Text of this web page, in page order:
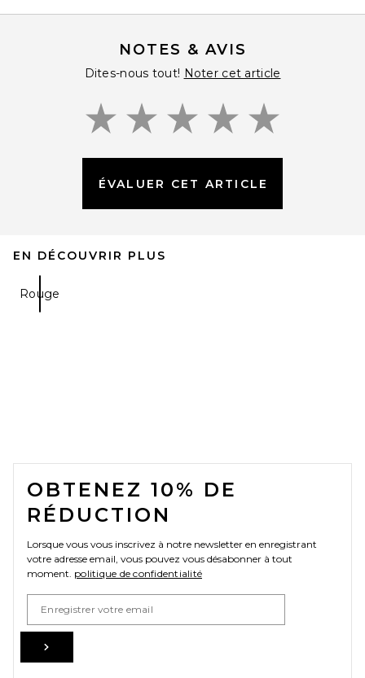
NOTES & AVIS
Dites-nous tout! Noter cet article
ÉVALUER CET ARTICLE
EN DÉCOUVRIR PLUS
Rouge
FOOTER
OBTENEZ 10% DE
RÉDUCTION
Lorsque vous vous inscrivez à notre newsletter en enregistrant
votre adresse email, vous pouvez vous désabonner à tout
moment. politique de confidentialité